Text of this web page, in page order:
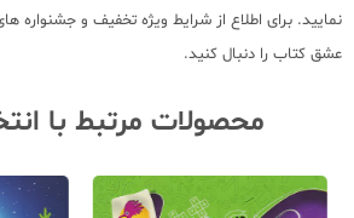
نمایید. برای اطلاع از شرایط ویژه تخفیف و جشنواره
عشق کتاب را دنبال کنید.
محصولات مرتبط با